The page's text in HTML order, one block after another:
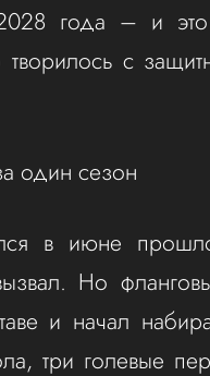
года – и
с
один сезон
в июне
Но
и начал
три голевые